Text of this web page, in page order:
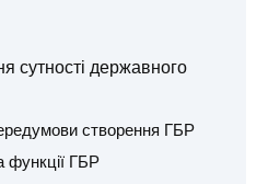
сутності державного
створення ГБР
функції ГБР